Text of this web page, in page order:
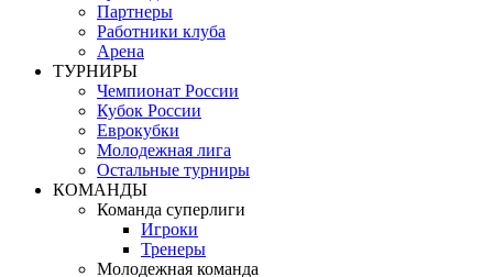
Партнеры
Работники клуба
Арена
ТУРНИРЫ
Чемпионат России
Кубок России
Еврокубки
Молодежная лига
Остальные турниры
КОМАНДЫ
Команда суперлиги
Игроки
Тренеры
Молодежная команда